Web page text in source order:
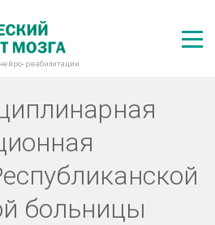
реабилитации
больницы